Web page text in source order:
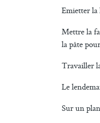
Emietter la
Mettre la
la pâte
Travailler
Le
Sur un